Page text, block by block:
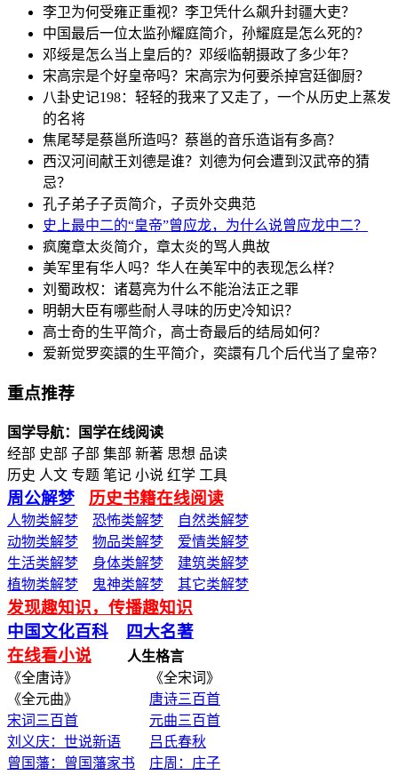
李卫为何受雍正重视？李卫凭什么飙升封疆大吏？
中国最后一位太监孙耀庭简介，孙耀庭是怎么死的？
邓绥是怎么当上皇后的？邓绥临朝摄政了多少年？
宋高宗是个好皇帝吗？宋高宗为何要杀掉宫廷御厨？
八卦史记198：轻轻的我来了又走了，一个从历史上蒸发
的名将
焦尾琴是蔡邕所造吗？蔡邕的音乐造诣有多高？
西汉河间献王刘德是谁？刘德为何会遭到汉武帝的猜
忌？
孔子弟子子贡简介，子贡外交典范
史上最中二的“皇帝”曾应龙，为什么说曾应龙中二？
疯魔章太炎简介，章太炎的骂人典故
美军里有华人吗？华人在美军中的表现怎么样？
刘蜀政权：诸葛亮为什么不能治法正之罪
明朝大臣有哪些耐人寻味的历史冷知识？
高士奇的生平简介，高士奇最后的结局如何？
爱新觉罗奕譞的生平简介，奕譞有几个后代当了皇帝？
重点推荐
国学导航：国学在线阅读
经部 史部 子部 集部 新著 思想 品读
历史 人文 专题 笔记 小说 红学 工具
周公解梦 历史书籍在线阅读
人物类解梦 恐怖类解梦
自然类解梦
动物类解梦
物品类解梦
爱情类解梦
生活类解梦
身体类解梦
建筑类解梦
植物类解梦
鬼神类解梦 其它类解梦
发现趣知识，传播趣知识
中国文化百科
四大名著
在线看小说
人生格言
《全唐诗》 《全宋词》
《全元曲》 唐诗三百首
宋词三百首
元曲三百首
刘义庆：世说新语
吕氏春秋
曾国藩：曾国藩家书
庄周：庄子